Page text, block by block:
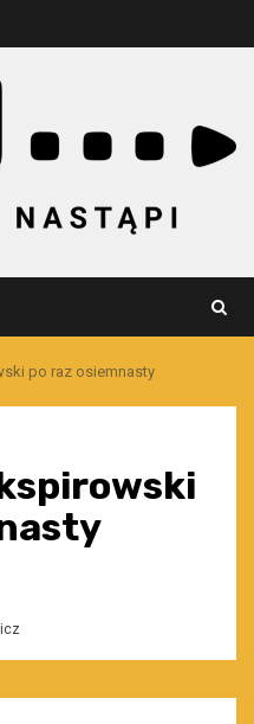
po raz osiemnasty